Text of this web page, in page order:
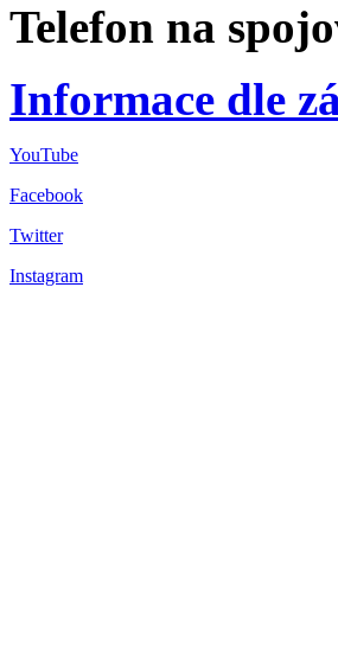
Telefon na
Informace dle
YouTube
Facebook
Twitter
Instagram